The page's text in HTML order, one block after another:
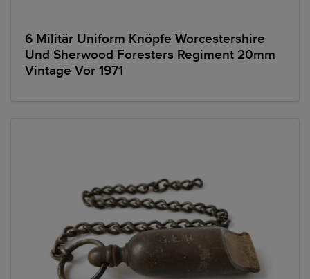
6 Militär Uniform Knöpfe Worcestershire
Und Sherwood Foresters Regiment 20mm
Vintage Vor 1971